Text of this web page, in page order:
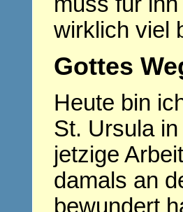
wirklich viel
Gottes
Heute bin
St. Ursula
jetzige
damals an
bewundert